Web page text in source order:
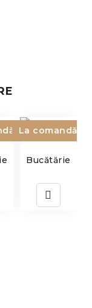
La comandă
Bucătărie